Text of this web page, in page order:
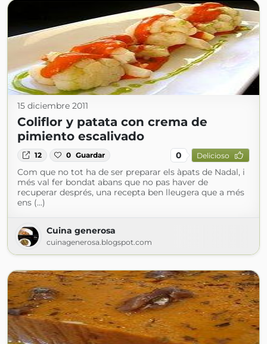
15 diciembre 2011
Coliflor y patata con crema de
pimiento escalivado
12 0 Guardar 0 Delicioso
Com que no tot ha de ser preparar els àpats de Nadal, i
més val fer bondat abans que no pas haver de
recuperar després, una recepta ben lleugera que a més
ens (...)
Cuina generosa
cuinagenerosa.blogspot.com